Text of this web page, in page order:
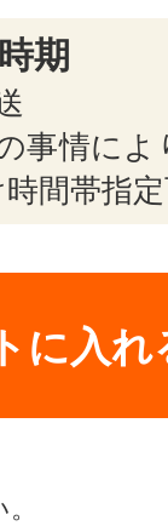
期
事情によ
間帯指
に入れ